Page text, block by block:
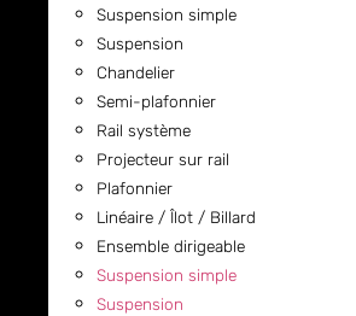
Suspension simple
Suspension
Chandelier
Semi-plafonnier
Rail système
Projecteur sur rail
Plafonnier
Linéaire / Îlot / Billard
Ensemble dirigeable
Suspension simple
Suspension